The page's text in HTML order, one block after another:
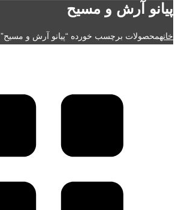
پیانو آرش و مسیح
خانهمحصولات برچسب خورده “پیانو آرش و مسیح”